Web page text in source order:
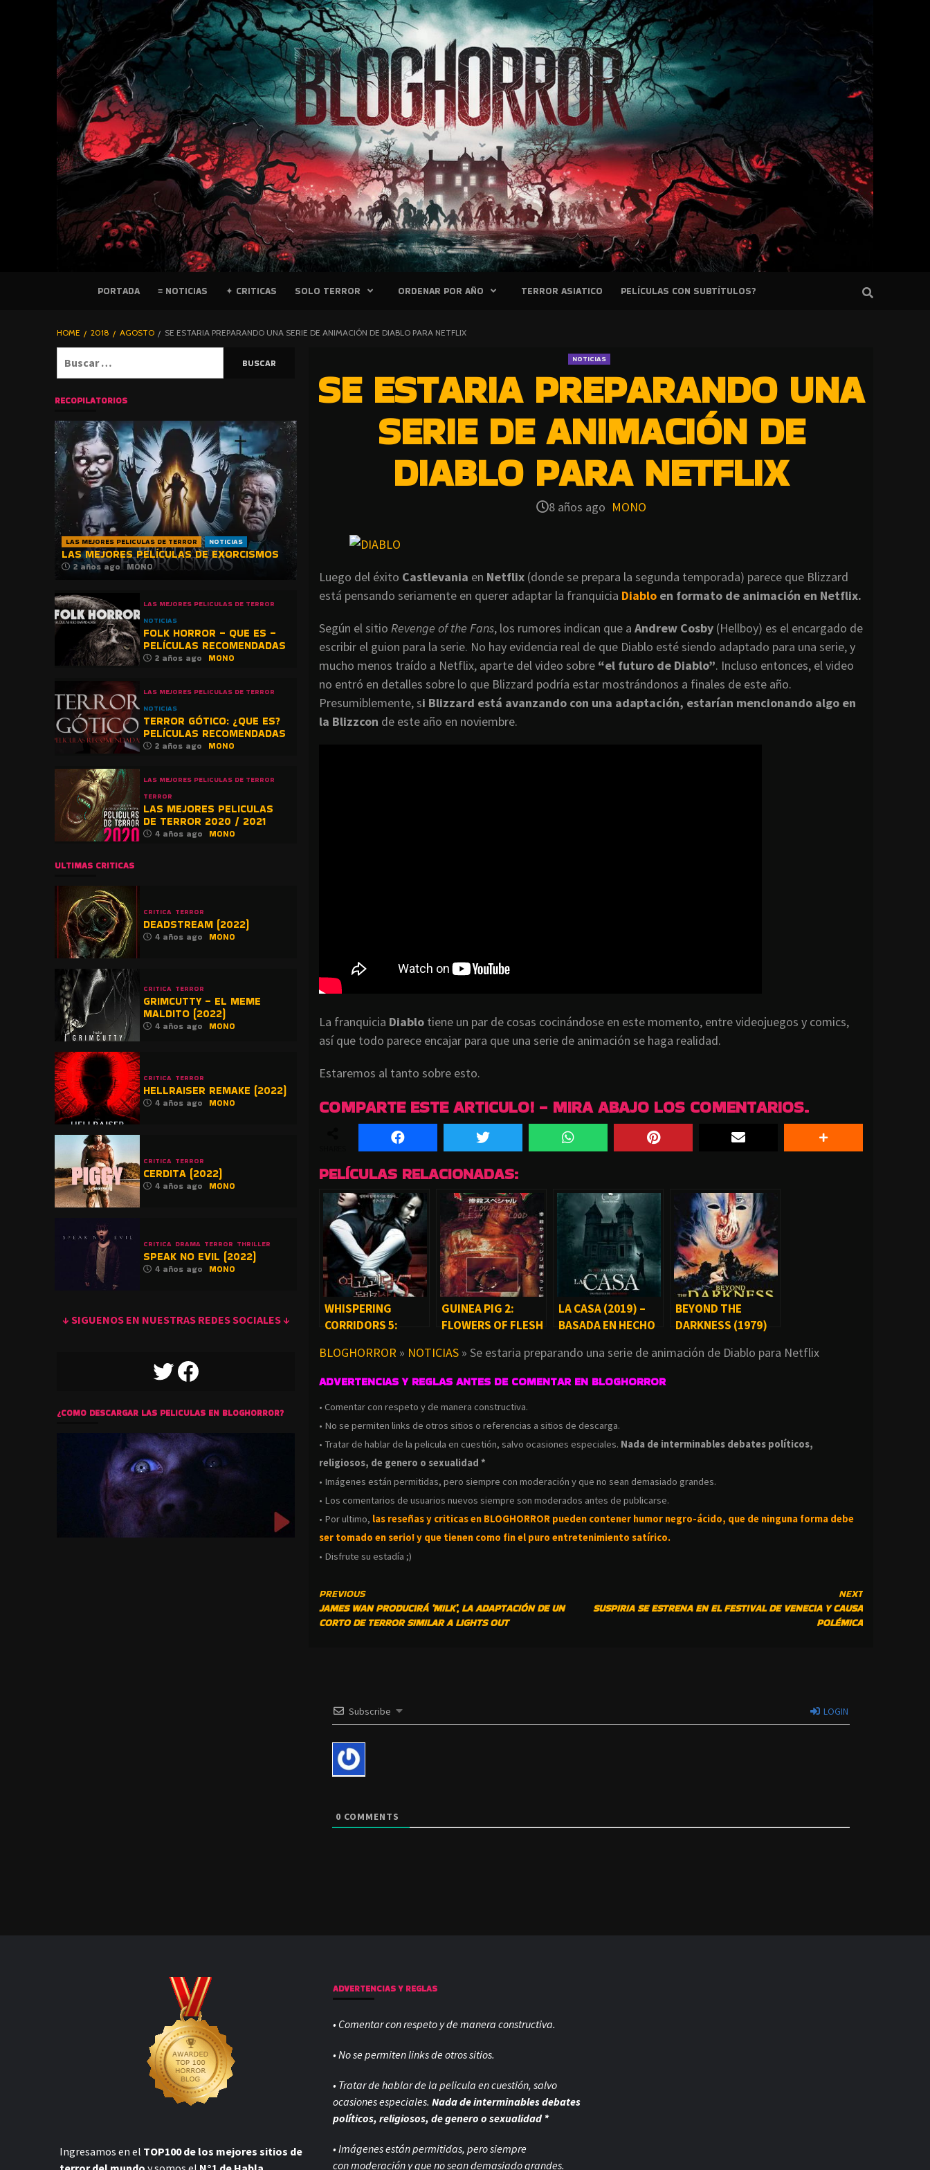
PELICULAS
BLOGHORROR
⋆
PORTADA ≡ NOTICIAS ✦ CRITICAS SOLO TERROR ORDENAR POR AÑO TERROR ASIATICO PELÍCULAS CON SUBTÍTULOS?
HOME 2018 AGOSTO SE ESTARIA PREPARANDO UNA SERIE DE ANIMACIÓN DE DIABLO PARA NETFLIX
NOTICIAS
SE ESTARIA PREPARANDO UNA
SERIE DE ANIMACIÓN DE
DIABLO PARA NETFLIX
8 años ago MONO
Luego del éxito Castlevania en Netflix (donde se prepara la segunda temporada) parece que Blizzard
está pensando seriamente en querer adaptar la franquicia Diablo en formato de animación en Netflix.
Según el sitio Revenge of the Fans, los rumores indican que a Andrew Cosby (Hellboy) es el encargado de
escribir el guion para la serie. No hay evidencia real de que Diablo esté siendo adaptado para una serie, y
mucho menos traído a Netflix, aparte del video sobre “el futuro de Diablo”. Incluso entonces, el video
no entró en detalles sobre lo que Blizzard podría estar mostrándonos a finales de este año.
Presumiblemente, si Blizzard está avanzando con una adaptación, estarían mencionando algo en
la Blizzcon de este año en noviembre.
La franquicia Diablo tiene un par de cosas cocinándose en este momento, entre videojuegos y comics,
así que todo parece encajar para que una serie de animación se haga realidad.
Estaremos al tanto sobre esto.
COMPARTE ESTE ARTICULO! - MIRA ABAJO LOS COMENTARIOS.
PELÍCULAS RELACIONADAS:
WHISPERING
CORRIDORS 5:
(2009)
GUINEA PIG 2:
FLOWERS OF FLESH
LA CASA (2019) –
BASADA EN HECHO
BEYOND THE
DARKNESS (1979)
BLOGHORROR » NOTICIAS » Se estaria preparando una serie de animación de Diablo para Netflix
ADVERTENCIAS Y REGLAS ANTES DE COMENTAR EN BLOGHORROR
• Comentar con respeto y de manera constructiva.
• No se permiten links de otros sitios o referencias a sitios de descarga.
• Tratar de hablar de la pelicula en cuestión, salvo ocasiones especiales. Nada de interminables debates políticos,
religiosos, de genero o sexualidad *
• Imágenes están permitidas, pero siempre con moderación y que no sean demasiado grandes.
• Los comentarios de usuarios nuevos siempre son moderados antes de publicarse.
• Por ultimo, las reseñas y criticas en BLOGHORROR pueden contener humor negro-ácido, que de ninguna forma debe
ser tomado en serio! y que tienen como fin el puro entretenimiento satírico.
• Disfrute su estadía ;)
CONTINUE
READING
PREVIOUS
JAMES WAN PRODUCIRÁ ‘MILK’, LA ADAPTACIÓN DE UN
CORTO DE TERROR SIMILAR A LIGHTS OUT
NEXT
SUSPIRIA SE ESTRENA EN EL FESTIVAL DE VENECIA Y CAUSA
POLÉMICA
Subscribe LOGIN
0 COMMENTS
RECOPILATORIOS
LAS MEJORES PELICULAS DE TERROR NOTICIAS
LAS MEJORES PELÍCULAS DE EXORCISMOS
2 años ago MONO
LAS MEJORES PELICULAS DE TERROR
NOTICIAS
FOLK HORROR – QUE ES –
PELÍCULAS RECOMENDADAS
2 años ago MONO
LAS MEJORES PELICULAS DE TERROR
NOTICIAS
TERROR GÓTICO: ¿QUE ES?
PELÍCULAS RECOMENDADAS
2 años ago MONO
LAS MEJORES PELICULAS DE TERROR
TERROR
LAS MEJORES PELICULAS
DE TERROR 2020 / 2021
4 años ago MONO
ULTIMAS CRITICAS
CRITICA TERROR
DEADSTREAM (2022)
4 años ago MONO
CRITICA TERROR
GRIMCUTTY – EL MEME
MALDITO (2022)
4 años ago MONO
CRITICA TERROR
HELLRAISER REMAKE (2022)
4 años ago MONO
CRITICA TERROR
CERDITA (2022)
4 años ago MONO
CRITICA DRAMA TERROR THRILLER
SPEAK NO EVIL (2022)
4 años ago MONO
↓ SIGUENOS EN NUESTRAS REDES SOCIALES ↓
TWITTERFACEBOOK
¿COMO DESCARGAR LAS PELICULAS EN BLOGHORROR?
Ingresamos en el TOP100 de los mejores sitios de
ADVERTENCIAS Y REGLAS
• Comentar con respeto y de manera constructiva.
• No se permiten links de otros sitios.
• Tratar de hablar de la pelicula en cuestión, salvo
ocasiones especiales.Nada de interminables debates
políticos, religiosos, de genero o sexualidad *
• Imágenes están permitidas, pero siempre
conmoderación y que no sean demasiado grandes.